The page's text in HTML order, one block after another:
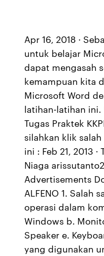
Apr 16, 2018 ·
untuk belajar
dapat mengasah
kemampuan kita
Microsoft Word
latihan-latihan
Tugas Praktek
silahkan klik
ini : Feb 21, 2013
Niaga
Advertisements
ALFENO 1. Salah
operasi dalam
Windows b.
Speaker e.
yang digunakan